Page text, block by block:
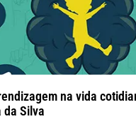
na vida
da Silva